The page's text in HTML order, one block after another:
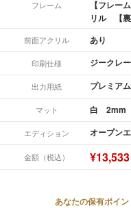
フレーム
【フレ
リル 【
前面アクリル あり
印刷仕様 ジークレ
出力用紙 プレミア
マット 白 2mm
エディション オープン
金額（税込） ¥13,533
あなたの保有ポイ